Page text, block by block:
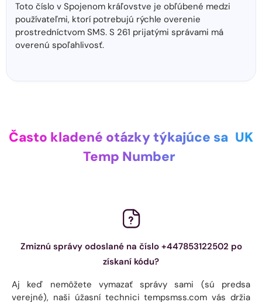
Toto číslo v Spojenom kráľovstve je obľúbené medzi
používateľmi, ktorí potrebujú rýchle overenie
prostredníctvom SMS. S 261 prijatými správami má
overenú spoľahlivosť.
Často kladené otázky týkajúce sa UK
Temp Number
Zmiznú správy odoslané na číslo +447853122502 po
získaní kódu?
Aj keď nemôžete vymazať správy sami (sú predsa
verejné), naši úžasní technici tempsmss.com vás držia